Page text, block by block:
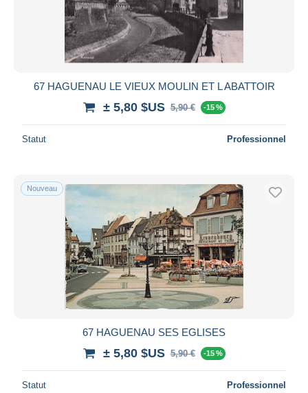
67 HAGUENAU LE VIEUX MOULIN ET L ABATTOIR
± 5,80 $US 5,90 € -15 %
Statut Professionnel
Nouveau
67 HAGUENAU SES EGLISES
± 5,80 $US 5,90 € -15 %
Statut Professionnel